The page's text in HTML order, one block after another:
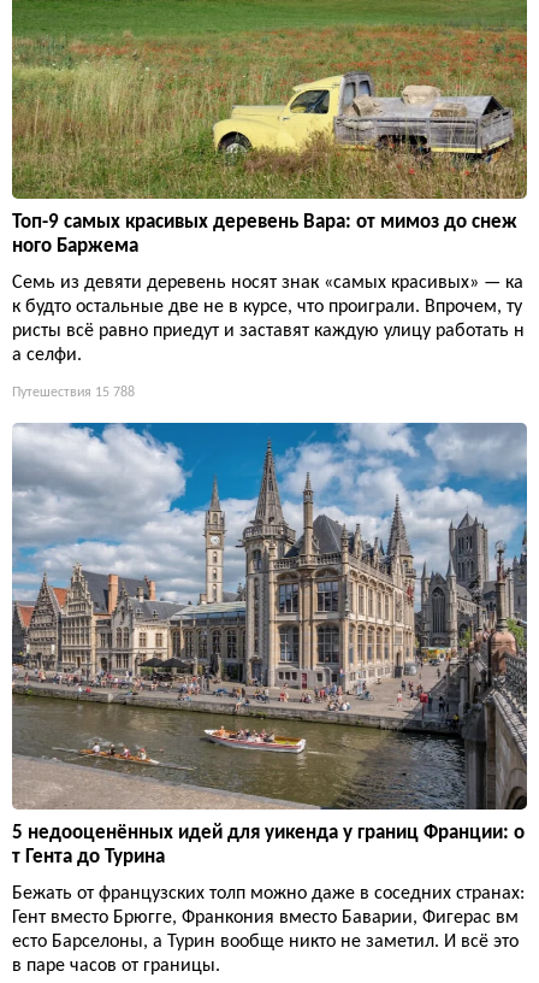
Топ-9 самых красивых деревень Вара: от мимоз до снеж
ного Баржема
Семь из девяти деревень носят знак «самых красивых» — ка
к будто остальные две не в курсе, что проиграли. Впрочем, ту
ристы всё равно приедут и заставят каждую улицу работать н
а селфи.
Путешествия 15 788
5 недооценённых идей для уикенда у границ Франции: о
т Гента до Турина
Бежать от французских толп можно даже в соседних странах:
Гент вместо Брюгге, Франкония вместо Баварии, Фигерас вм
есто Барселоны, а Турин вообще никто не заметил. И всё это
в паре часов от границы.